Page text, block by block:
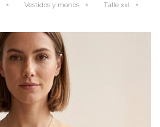
Vestidos y monos Talle xxl